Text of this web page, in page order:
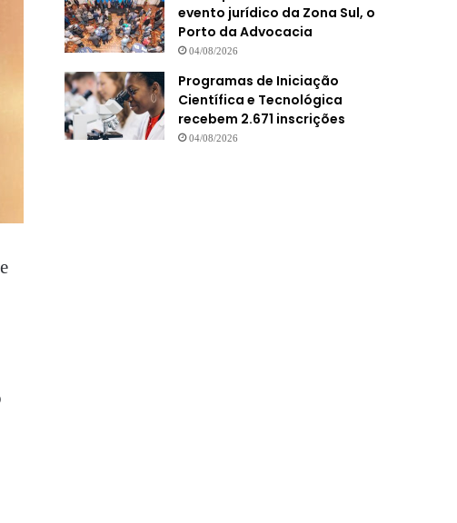
evento jurídico da Zona Sul, o
Porto da Advocacia
04/08/2026
Programas de Iniciação
Científica e Tecnológica
recebem 2.671 inscrições
04/08/2026